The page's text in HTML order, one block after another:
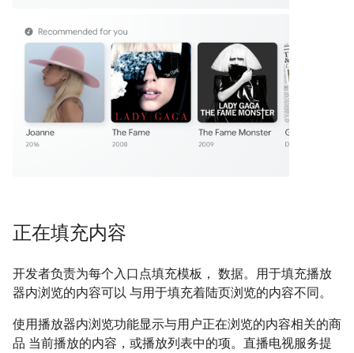
正在填充内容
开发者负责为每个入口点填充模板， 数据。用于填充播放
器内浏览的内容可以 与用于填充着陆页浏览的内容不同。
使用播放器内浏览功能显示与用户正在浏览的内容相关的商
品 当前播放的内容，或播放列表中的项。直播电视服务提